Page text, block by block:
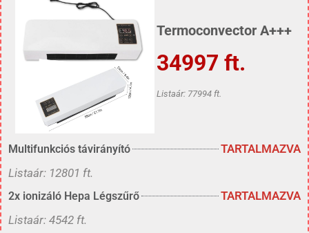
Termoconvector A+++
34997 ft.
Listaár: 77994 ft.
Multifunkciós távirányító
TARTALMAZVA
Listaár: 12801 ft.
2x ionizáló Hepa Légszűrő
TARTALMAZVA
Listaár: 4542 ft.